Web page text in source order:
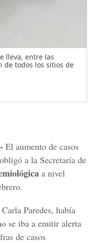
lleva, entre las
de todos los sitios de
El aumento de casos
a la Secretaría de
a nivel
Paredes, había
se iba a emitir alerta
de casos